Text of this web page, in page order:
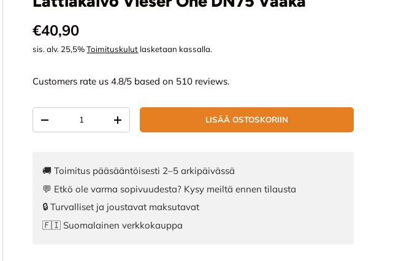
Normaali hinta
€40,90
sis. alv. 25,5%Toimituskulut lasketaan kassalla.
Customers rate us 4.8/5 based on 510 reviews.
VÄHENNÄ MÄÄRÄÄLISÄÄ MÄÄRÄÄ LISÄÄ OSTOSKORIIN
🚚 Toimitus pääsääntöisesti 2–5 arkipäivässä
💬 Etkö ole varma sopivuudesta? Kysy meiltä ennen tilausta
🔒 Turvalliset ja joustavat maksutavat
🇫🇮 Suomalainen verkkokauppa